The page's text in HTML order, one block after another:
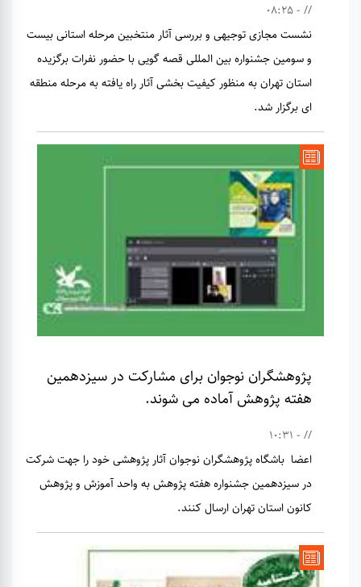
// - 08:25
نشست مجازی توجیهی و بررسی آثار منتخبین مرحله استانی بیست
و سومین جشنواره بین المللی قصه گویی با حضور نفرات برگزیده
استان تهران به منظور کیفیت بخشی آثار راه یافته به مرحله منطقه
ای برگزار شد.
پژوهشگران نوجوان برای مشارکت در سیزدهمین
هفته پژوهش آماده می شوند.
// - 10:31
اعضا باشگاه پژوهشگران نوجوان آثار پژوهشی خود را جهت شرکت
در سیزدهمین جشنواره هفته پژوهش به واحد آموزش و پژوهش
کانون استان تهران ارسال کنند.